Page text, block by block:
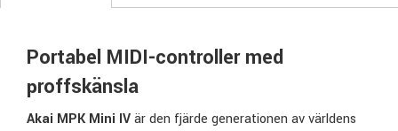
Portabel MIDI-controller med
proffskänsla
Akai MPK Mini IVär den fjärde generationen av världens